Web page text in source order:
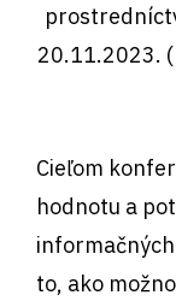
20.11.2023.
Cieľom
hodnotu a
to, ako